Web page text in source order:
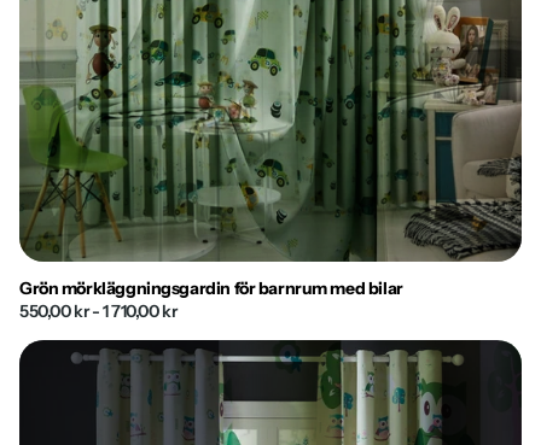
Grön mörkläggningsgardin för barnrum med bilar
550,00 kr- 1 710,00 kr